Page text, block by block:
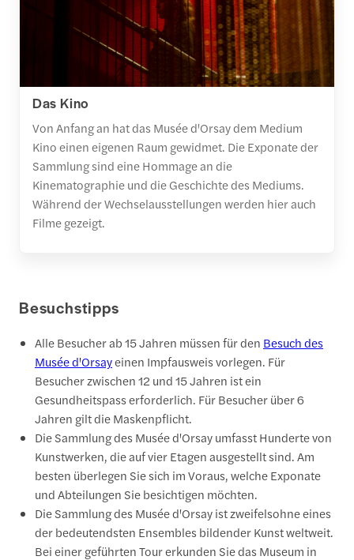
Das Kino
Von Anfang an hat das Musée d'Orsay dem Medium
Kino einen eigenen Raum gewidmet. Die Exponate der
Sammlung sind eine Hommage an die
Kinematographie und die Geschichte des Mediums.
Während der Wechselausstellungen werden hier auch
Filme gezeigt.
Besuchstipps
Alle Besucher ab 15 Jahren müssen für den Besuch des
Musée d'Orsayeinen Impfausweis vorlegen. Für
Besucher zwischen 12 und 15 Jahren ist ein
Gesundheitspass erforderlich. Für Besucher über 6
Jahren gilt die Maskenpflicht.
Die Sammlung des Musée d'Orsay umfasst Hunderte von
Kunstwerken, die auf vier Etagen ausgestellt sind. Am
besten überlegen Sie sich im Voraus, welche Exponate
und Abteilungen Sie besichtigen möchten.
Die Sammlung des Musée d'Orsay ist zweifelsohne eines
der bedeutendsten Ensembles bildender Kunst weltweit.
Bei einer geführten Tour erkunden Sie das Museum in